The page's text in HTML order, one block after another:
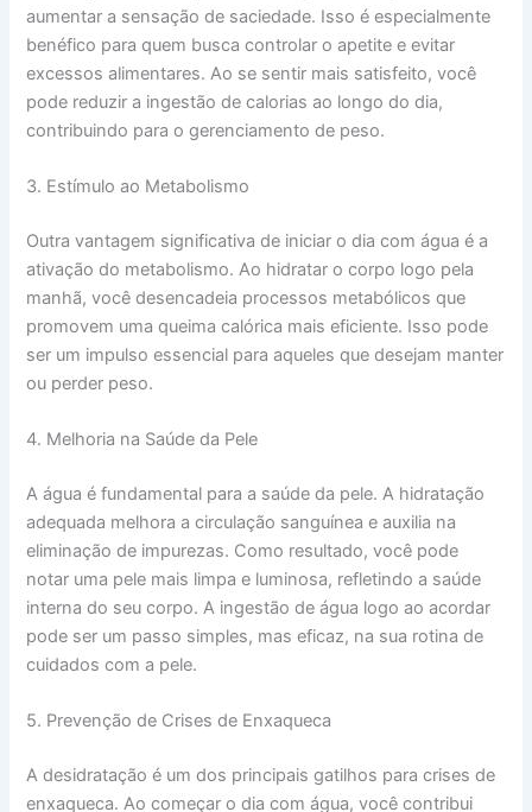
aumentar a sensação de saciedade. Isso é especialmente
benéfico para quem busca controlar o apetite e evitar
excessos alimentares. Ao se sentir mais satisfeito, você
pode reduzir a ingestão de calorias ao longo do dia,
contribuindo para o gerenciamento de peso.
3. Estímulo ao Metabolismo
Outra vantagem significativa de iniciar o dia com água é a
ativação do metabolismo. Ao hidratar o corpo logo pela
manhã, você desencadeia processos metabólicos que
promovem uma queima calórica mais eficiente. Isso pode
ser um impulso essencial para aqueles que desejam manter
ou perder peso.
4. Melhoria na Saúde da Pele
A água é fundamental para a saúde da pele. A hidratação
adequada melhora a circulação sanguínea e auxilia na
eliminação de impurezas. Como resultado, você pode
notar uma pele mais limpa e luminosa, refletindo a saúde
interna do seu corpo. A ingestão de água logo ao acordar
pode ser um passo simples, mas eficaz, na sua rotina de
cuidados com a pele.
5. Prevenção de Crises de Enxaqueca
A desidratação é um dos principais gatilhos para crises de
enxaqueca. Ao começar o dia com água, você contribui